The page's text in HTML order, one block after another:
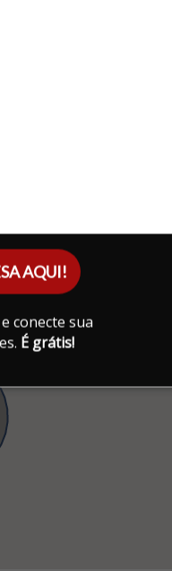
AQUI!
conecte sua
É grátis!